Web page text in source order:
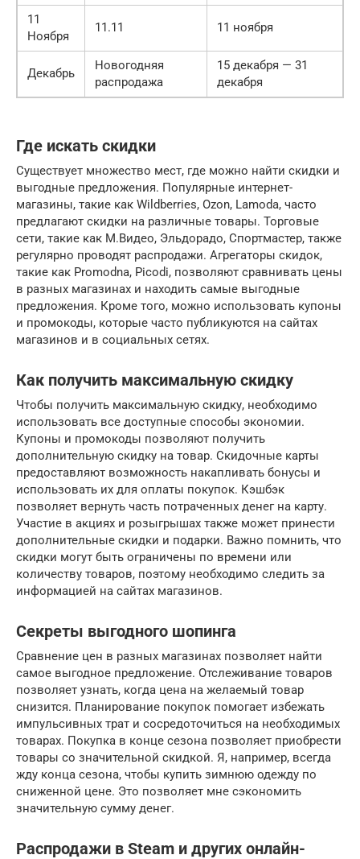
11
Ноября
11.11 11 ноября
Декабрь
Новогодняя
распродажа
15 декабря — 31
декабря
Где искать скидки
Существует множество мест, где можно найти скидки и
выгодные предложения. Популярные интернет-
магазины, такие как Wildberries, Ozon, Lamoda, часто
предлагают скидки на различные товары. Торговые
сети, такие как М.Видео, Эльдорадо, Спортмастер, также
регулярно проводят распродажи. Агрегаторы скидок,
такие как Promodna, Picodi, позволяют сравнивать цены
в разных магазинах и находить самые выгодные
предложения. Кроме того, можно использовать купоны
и промокоды, которые часто публикуются на сайтах
магазинов и в социальных сетях.
Как получить максимальную скидку
Чтобы получить максимальную скидку, необходимо
использовать все доступные способы экономии.
Купоны и промокоды позволяют получить
дополнительную скидку на товар. Скидочные карты
предоставляют возможность накапливать бонусы и
использовать их для оплаты покупок. Кэшбэк
позволяет вернуть часть потраченных денег на карту.
Участие в акциях и розыгрышах также может принести
дополнительные скидки и подарки. Важно помнить, что
скидки могут быть ограничены по времени или
количеству товаров, поэтому необходимо следить за
информацией на сайтах магазинов.
Секреты выгодного шопинга
Сравнение цен в разных магазинах позволяет найти
самое выгодное предложение. Отслеживание товаров
позволяет узнать, когда цена на желаемый товар
снизится. Планирование покупок помогает избежать
импульсивных трат и сосредоточиться на необходимых
товарах. Покупка в конце сезона позволяет приобрести
товары со значительной скидкой. Я, например, всегда
жду конца сезона, чтобы купить зимнюю одежду по
сниженной цене. Это позволяет мне сэкономить
значительную сумму денег.
Распродажи в Steam и других онлайн-